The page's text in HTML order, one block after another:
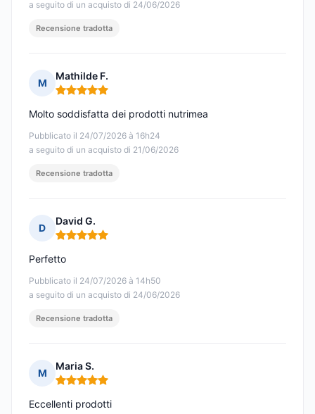
a seguito di un acquisto di 24/06/2026
Recensione tradotta
M
Mathilde F.
Nota: 5 su 5
Pubblicato il 24/07/2026 à 16h24
a seguito di un acquisto di 21/06/2026
Molto soddisfatta dei prodotti nutrimea
Recensione tradotta
D
David G.
Nota: 5 su 5
Pubblicato il 24/07/2026 à 14h50
a seguito di un acquisto di 24/06/2026
Perfetto
Recensione tradotta
M
Maria S.
Nota: 5 su 5
Eccellenti prodotti